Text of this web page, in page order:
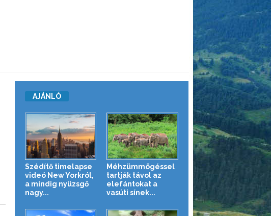
AJÁNLÓ
Szédítő timelapse
videó New Yorkról,
a mindig nyüzsgő
nagy...
Méhzümmögéssel
tartják távol az
elefántokat a
vasúti sínek...